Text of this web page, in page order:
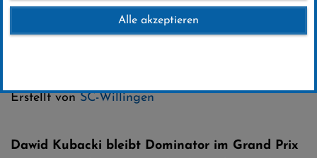
Hinzenbach 01.10.2017
Erstellt vonSC-Willingen
Dawid Kubacki bleibt Dominator im Grand Prix
Alle akzeptieren